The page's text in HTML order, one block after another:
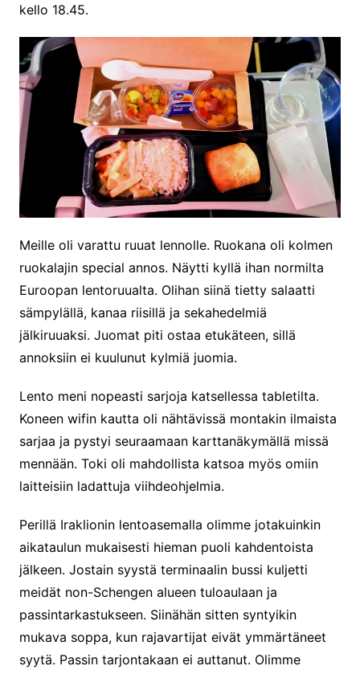
kello 18.45.
Meille oli varattu ruuat lennolle. Ruokana oli kolmen
ruokalajin special annos. Näytti kyllä ihan normilta
Euroopan lentoruualta. Olihan siinä tietty salaatti
sämpylällä, kanaa riisillä ja sekahedelmiä
jälkiruuaksi. Juomat piti ostaa etukäteen, sillä
annoksiin ei kuulunut kylmiä juomia.
Lento meni nopeasti sarjoja katsellessa tabletilta.
Koneen wifin kautta oli nähtävissä montakin ilmaista
sarjaa ja pystyi seuraamaan karttanäkymällä missä
mennään. Toki oli mahdollista katsoa myös omiin
laitteisiin ladattuja viihdeohjelmia.
Perillä Iraklionin lentoasemalla olimme jotakuinkin
aikataulun mukaisesti hieman puoli kahdentoista
jälkeen. Jostain syystä terminaalin bussi kuljetti
meidät non-Schengen alueen tuloaulaan ja
passintarkastukseen. Siinähän sitten syntyikin
mukava soppa, kun rajavartijat eivät ymmärtäneet
syytä. Passin tarjontakaan ei auttanut. Olimme